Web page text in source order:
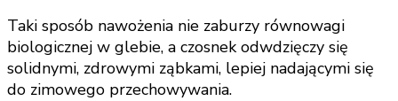
Taki sposób nawożenia nie zaburzy równowagi
biologicznej w glebie, a czosnek odwdzięczy się
solidnymi, zdrowymi ząbkami, lepiej nadającymi się
do zimowego przechowywania.